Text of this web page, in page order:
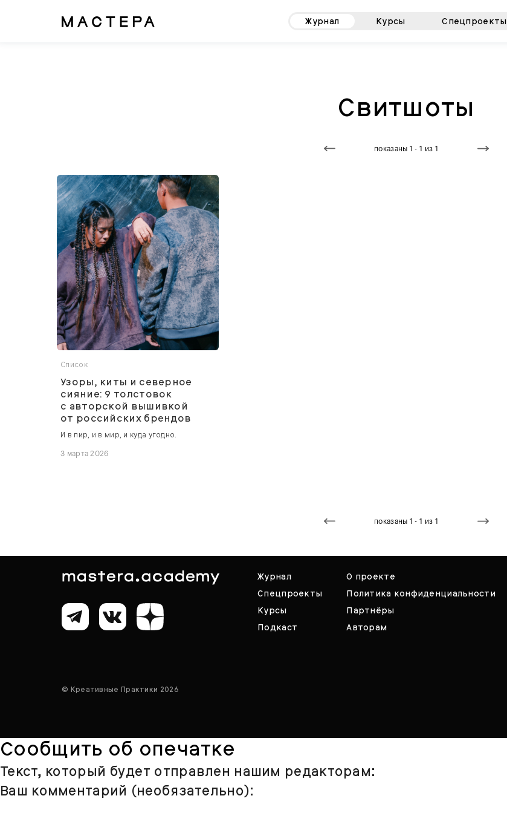
Журнал Курсы Спецпроекты
Свитшоты
показаны 1 - 1 из 1
Список
Узоры, киты и северное
сияние: 9 толстовок
с авторской вышивкой
от российских брендов
И в пир, и в мир, и куда угодно.
3 марта 2026
показаны 1 - 1 из 1
Журнал
Спецпроекты
Курсы
Подкаст
О проекте
Политика конфиденциальности
Партнёры
Авторам
© Креативные Практики 2026
Сообщить об опечатке
Текст, который будет отправлен нашим редакторам:
Ваш комментарий (необязательно):